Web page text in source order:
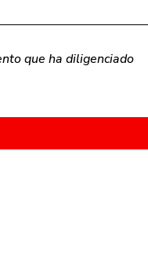
que ha diligenciado